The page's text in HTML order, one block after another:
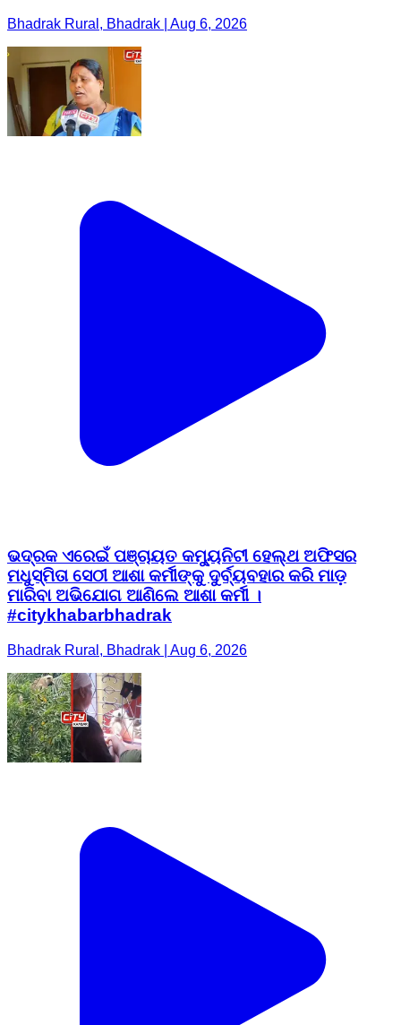
Bhadrak Rural, Bhadrak | Aug 6, 2026
ଭଦ୍ରକ ଏରେଇଁ ପଞ୍ଚାୟତ କମ୍ୟୁନିଟୀ ହେଲ୍ଥ ଅଫିସର
ମଧୁସ୍ମିତା ସେଠୀ ଆଶା କର୍ମୀଙ୍କୁ ଦୁର୍ବ୍ୟବହାର କରି ମାଡ଼
ମାରିବା ଅଭିଯୋଗ ଆଣିଲେ ଆଶା କର୍ମୀ ।
#citykhabarbhadrak
Bhadrak Rural, Bhadrak | Aug 6, 2026